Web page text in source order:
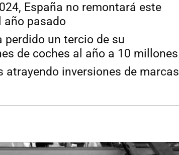
España no remontará este
año pasado
perdido un tercio de su
de coches al año a 10 millones
atrayendo inversiones de marcas